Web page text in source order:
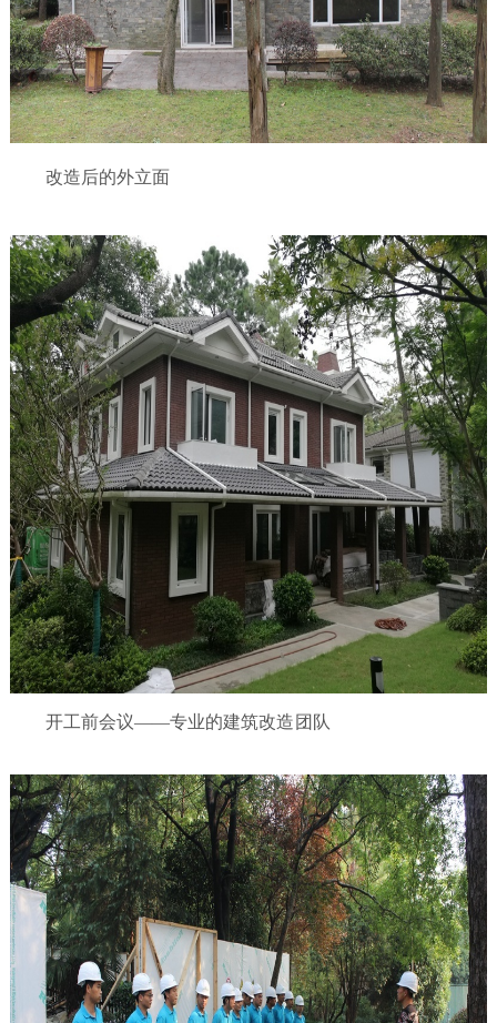
改造后的外立面
开工前会议——专业的建筑改造团队